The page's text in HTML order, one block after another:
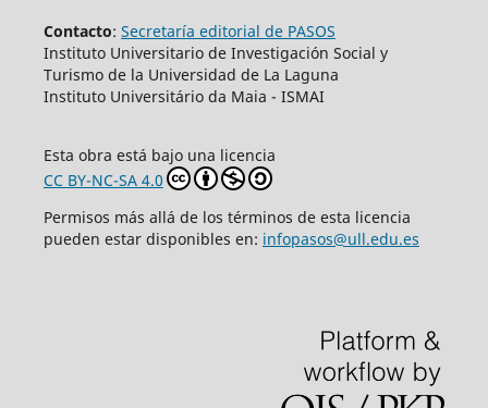
Contacto: Secretaría editorial de PASOS
Instituto Universitario de Investigación Social y
Turismo de la Universidad de La Laguna
Instituto Universitário da Maia - ISMAI
Esta obra está bajo una licencia
CC BY-NC-SA 4.0
Permisos más allá de los términos de esta licencia
pueden estar disponibles en: infopasos@ull.edu.es